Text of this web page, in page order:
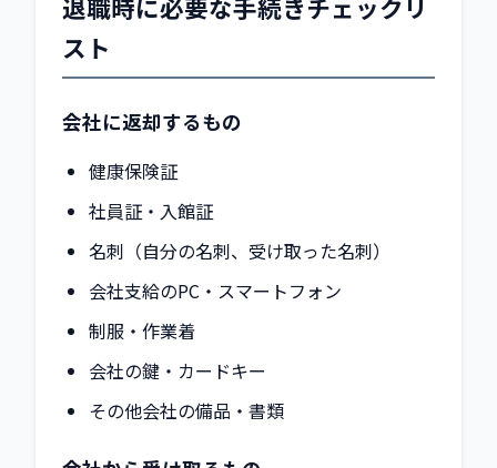
スト
会社に返却するもの
健康保険証
社員証・入館証
名刺（自分の名刺、受け取った名刺）
会社支給のPC・スマートフォン
制服・作業着
会社の鍵・カードキー
その他会社の備品・書類